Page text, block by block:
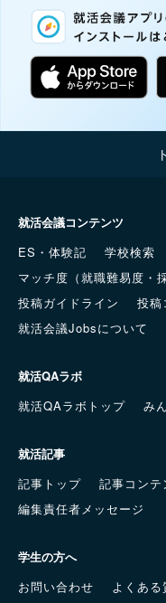
就活会議コンテンツ
ES・体験記
学校検索
マッチ度（就職難易度・
投稿ガイドライン
投稿
就活会議Jobsについて
就活QAラボ
就活QAラボトップ
み
就活記事
記事トップ
記事コン
編集責任者メッセージ
学生の方へ
お問い合わせ
よくある